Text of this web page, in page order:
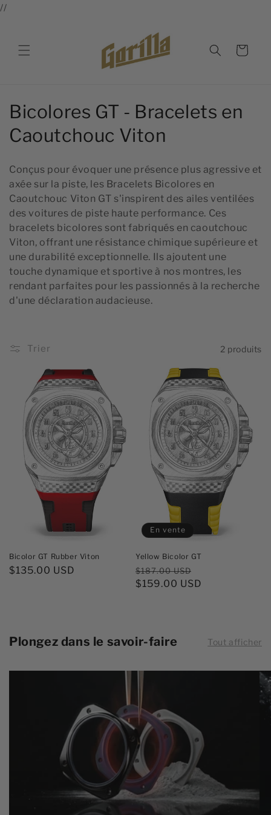
//
Panier
C
o
l
e
c
t
i
o
:
Bicolores GT - Bracelets en
Caoutchouc Viton
Conçus pour évoquer une présence plus agressive et
axée sur la piste, les Bracelets Bicolores en
Caoutchouc Viton GT s'inspirent des ailes ventilées
des voitures de piste haute performance. Ces
bracelets bicolores sont fabriqués en caoutchouc
Viton, offrant une résistance chimique supérieure et
une durabilité exceptionnelle. Ils ajoutent une
touche dynamique et sportive à nos montres, les
rendant parfaites pour les passionnés à la recherche
d'une déclaration audacieuse.
Trier 2 produits
Bicolor GT Rubber Viton
Prix
$135.00 USD
En vente
Yellow Bicolor GT
Prix
habituel
$187.00 USD
promotionnel
$159.00 USD
Plongez dans le savoir-faire Tout afficher